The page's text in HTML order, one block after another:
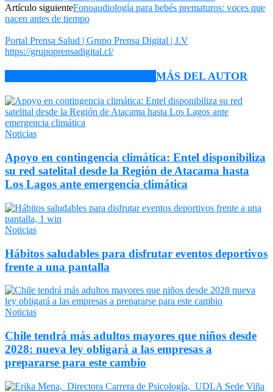
Artículo siguienteFonoaudiología para bebés prematuros: voces que
nacen antes de tiempo
Portal Prensa Salud | Grupo Prensa Digital | J.V
https://grupoprensadigital.cl/
MÁS DEL AUTOR
Noticias
Apoyo en contingencia climática: Entel disponibiliza
su red satelital desde la Región de Atacama hasta
Los Lagos ante emergencia climática
Noticias
Hábitos saludables para disfrutar eventos deportivos
frente a una pantalla
Noticias
Chile tendrá más adultos mayores que niños desde
2028: nueva ley obligará a las empresas a
prepararse para este cambio